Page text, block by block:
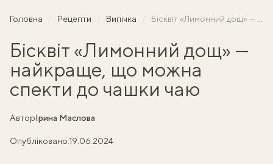
Головна Рецепти Випічка Бісквіт «Лимонний дощ» — найкраще, що можна спекти до чашки чаю
Бісквіт «Лимонний дощ» —
найкраще, що можна
спекти до чашки чаю
АвторІрина Маслова
Опубліковано:19.06.2024